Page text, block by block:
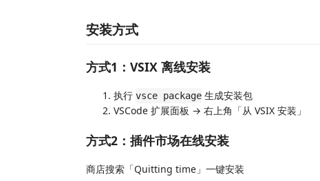
安装方式
方式1：VSIX 离线安装
执行 vsce package 生成安装包
VSCode 扩展面板 → 右上角「从 VSIX 安装」
方式2：插件市场在线安装
商店搜索「Quitting time」一键安装